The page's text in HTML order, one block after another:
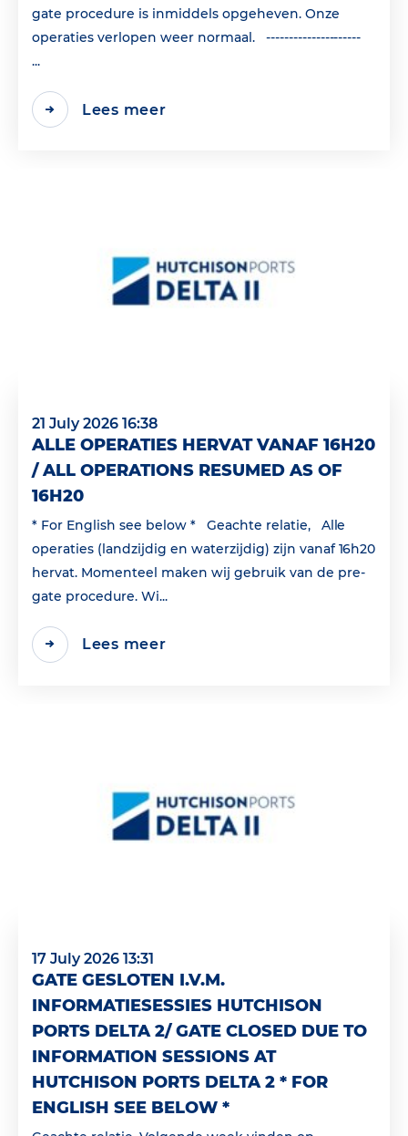
gate procedure is inmiddels opgeheven. Onze
operaties verlopen weer normaal. ---------------------
...
Lees meer
21 July 2026 16:38
ALLE OPERATIES HERVAT VANAF 16H20
/ ALL OPERATIONS RESUMED AS OF
16H20
* For English see below * Geachte relatie, Alle
operaties (landzijdig en waterzijdig) zijn vanaf 16h20
hervat. Momenteel maken wij gebruik van de pre-
gate procedure. Wi...
Lees meer
17 July 2026 13:31
GATE GESLOTEN I.V.M.
INFORMATIESESSIES HUTCHISON
PORTS DELTA 2/ GATE CLOSED DUE TO
INFORMATION SESSIONS AT
HUTCHISON PORTS DELTA 2 * FOR
ENGLISH SEE BELOW *